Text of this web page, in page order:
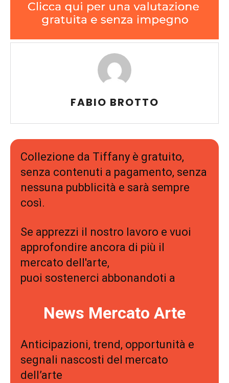
FABIO BROTTO
Collezione da Tiffany è gratuito,
senza contenuti a pagamento, senza
nessuna pubblicità e sarà sempre
così.
Se apprezzi il nostro lavoro e vuoi
approfondire ancora di più il
mercato dell'arte,
puoi sostenerci abbonandoti a
News Mercato Arte
Anticipazioni, trend, opportunità e
segnali nascosti del mercato
dell’arte